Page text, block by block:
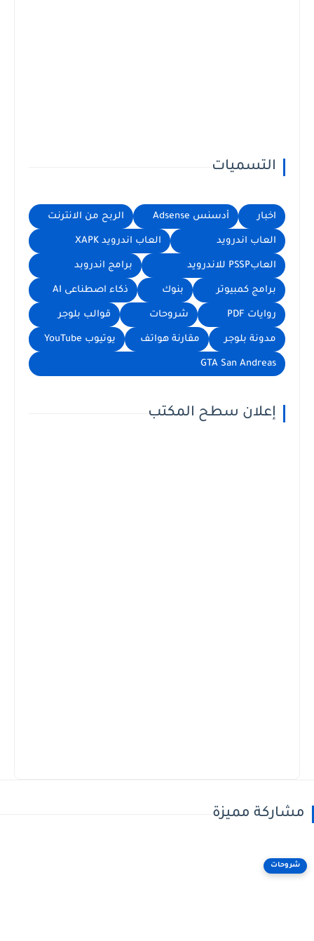
التسميات
اخبار أدسنس Adsense الربح من الانترنت
العاب اندرويد العاب اندرويد XAPK
العابPSSP للاندرويد برامج اندروبد
برامج كمبيوتر بنوك ذكاء اصطناعى AI
روايات PDF شروحات قوالب بلوجر
مدونة بلوجر مقارنة هواتف يوتيوب YouTube
GTA San Andreas
إعلان سطح المكتب
مشاركة مميزة
شروحات